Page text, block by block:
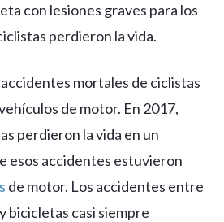
con lesiones graves para los
perdieron la vida.
accidentes mortales de ciclistas
de motor. En 2017,
perdieron la vida en un
esos accidentes estuvieron
de motor. Los accidentes entre
bicicletas casi siempre